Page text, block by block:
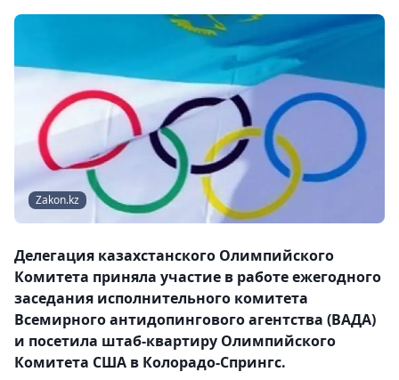
Zakon.kz
Делегация казахстанского Олимпийского
Комитета приняла участие в работе ежегодного
заседания исполнительного комитета
Всемирного антидопингового агентства (ВАДА)
и посетила штаб-квартиру Олимпийского
Комитета США в Колорадо-Спрингс.